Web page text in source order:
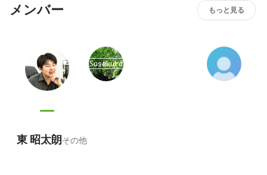
メンバー もっと見る
東 昭太朗その他